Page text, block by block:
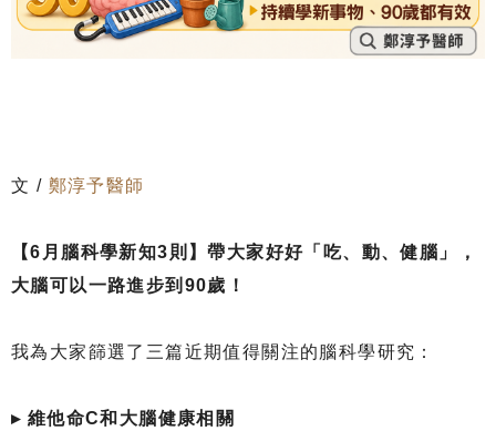
文 / 鄭淳予醫師
【6月腦科學新知3則】帶大家好好「吃、動、健腦」，
大腦可以一路進步到90歲！
我為大家篩選了三篇近期值得關注的腦科學研究：
▸ 維他命C和大腦健康相關